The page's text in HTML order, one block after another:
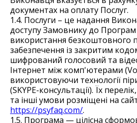
документах на оплату Послуг.
1.4. Послуги – це надання
доступу Замовнику до
використання безкоштовного
забезпечення із закритим
шифрований голосовий та
Інтернет між комп'ютерами
використовуючи технології
(SKYPE-консультації). Їх
та інші умови розміщені на
https://psyfaq.com/.
1.5. Програма — цілісна